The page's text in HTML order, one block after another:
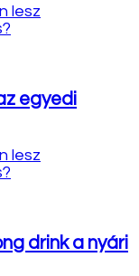
egyedi
drink a nyári